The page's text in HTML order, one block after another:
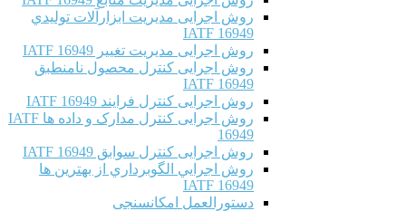
روش اجرایی مديريت ابزارآلات توليدي
IATF 16949
روش اجرایی مدیریت تغییر IATF 16949
روش اجرایی کنترل محصول نامنطبق
IATF 16949
روش اجرایی کنترل فرایند IATF 16949
روش اجرایی کنترل مدارک و داده ها IATF
16949
روش اجرایی کنترل سوابق IATF 16949
روش اجرايي الگوبرداري از بهترين ها
IATF 16949
دستورالعمل امکانسنجی